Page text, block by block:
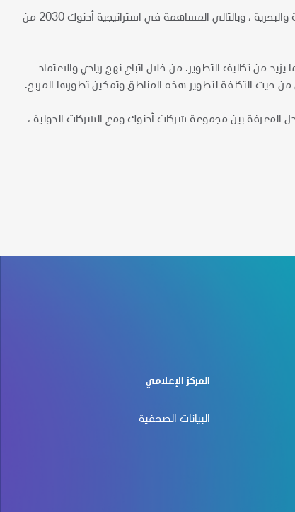
تمتد أنشطتنا في سلسلة تتضمن الهيدروكربونات و التنقيب إلى إنتاج النفط في المناطق البرية والبحرية ، وبالتالي المساهمة في استراتيجية أدنوك 2030 من
من تكاليف التطوير. من خلال اتباع نهج ريادي والاعتماد
حيث التكلفة لتطوير هذه المناطق وتمكين تطورها المربح.
المعرفة بين مجموعة شركات أدنوك ومع الشركات الدولية ،
المركز الإعلامي
البيانات الصحفية